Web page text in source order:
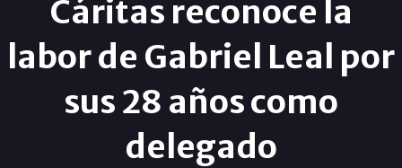
Cáritas reconoce la
labor de Gabriel Leal por
sus 28 años como
delegado